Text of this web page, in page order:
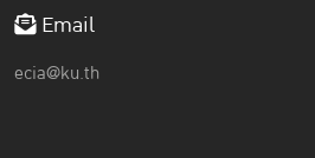
Email
ecia@ku.th